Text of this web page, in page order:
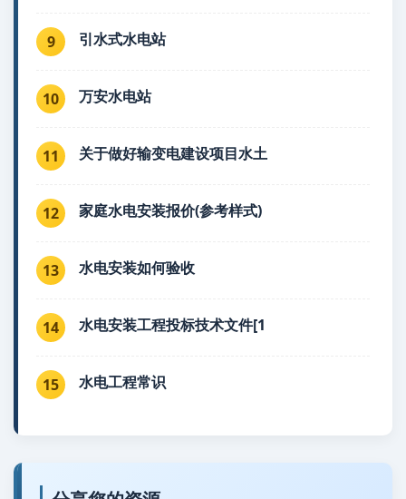
9 引水式水电站
10 万安水电站
11 关于做好输变电建设项目水土
12 家庭水电安装报价(参考样式)
13 水电安装如何验收
14 水电安装工程投标技术文件[1
15 水电工程常识